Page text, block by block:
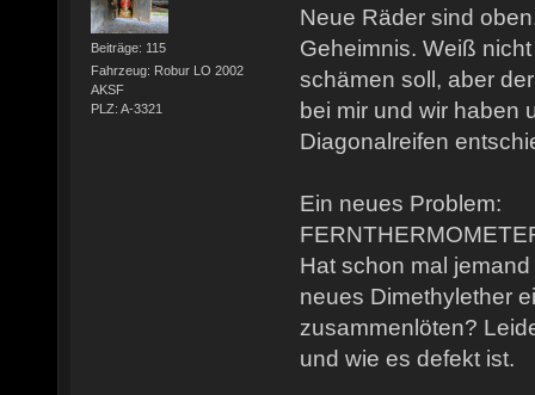
Beiträge: 115
Fahrzeug: Robur LO 2002
AKSF
PLZ: A-3321
Neue Räder sind
Geheimnis. Weiß
schämen soll, aber
bei mir und wir haben
Diagonalreifen
Ein neues Problem:
Hat schon mal
neues Dimethylether
zusammenlöten?
und wie es defekt ist.